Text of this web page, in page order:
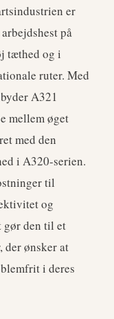
er
på
tæthed og i
ruter. Med
A321
mellem øget
med den
i A320-serien.
til
og
gør den til et
ønsker at
i deres